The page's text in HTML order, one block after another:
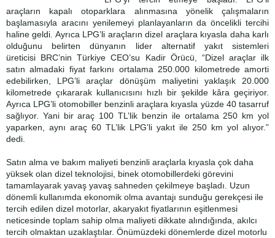
araçların kapalı otoparklara alınmasına yönelik çalışmaların
başlamasıyla aracını yenilemeyi planlayanların da öncelikli tercihi
haline geldi. Ayrıca LPG’li araçların dizel araçlara kıyasla daha karlı
olduğunu belirten dünyanın lider alternatif yakıt sistemleri
üreticisi BRC’nin Türkiye CEO’su Kadir Örücü, “Dizel araçlar ilk
satın almadaki fiyat farkını ortalama 250.000 kilometrede amorti
edebilirken, LPG’li araçlar dönüşüm maliyetini yaklaşık 20.000
kilometrede çıkararak kullanıcısını hızlı bir şekilde kâra geçiriyor.
Ayrıca LPG’li otomobiller benzinli araçlara kıyasla yüzde 40 tasarruf
sağlıyor. Yani bir araç 100 TL’lik benzin ile ortalama 250 km yol
yaparken, aynı araç 60 TL’lik LPG’li yakıt ile 250 km yol alıyor.”
dedi.
Satın alma ve bakım maliyeti benzinli araçlarla kıyasla çok daha
yüksek olan dizel teknolojisi, binek otomobillerdeki görevini
tamamlayarak yavaş yavaş sahneden çekilmeye başladı. Uzun
dönemli kullanımda ekonomik olma avantajı sunduğu gerekçesi ile
tercih edilen dizel motorlar, akaryakıt fiyatlarının eşitlenmesi
neticesinde toplam sahip olma maliyeti dikkate alındığında, akılcı
tercih olmaktan uzaklaştılar. Önümüzdeki dönemlerde dizel motorlu